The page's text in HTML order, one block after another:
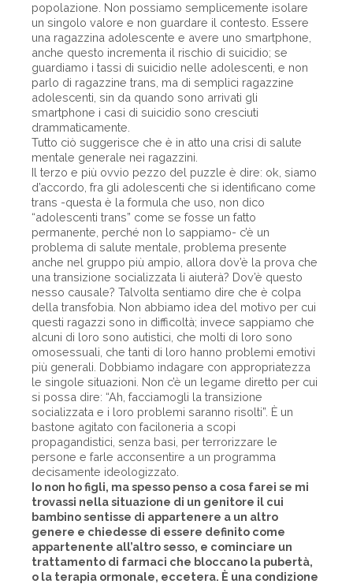
popolazione. Non possiamo semplicemente isolare
un singolo valore e non guardare il contesto. Essere
una ragazzina adolescente e avere uno smartphone,
anche questo incrementa il rischio di suicidio; se
guardiamo i tassi di suicidio nelle adolescenti, e non
parlo di ragazzine trans, ma di semplici ragazzine
adolescenti, sin da quando sono arrivati gli
smartphone i casi di suicidio sono cresciuti
drammaticamente.
Tutto ciò suggerisce che è in atto una crisi di salute
mentale generale nei ragazzini.
Il terzo e più ovvio pezzo del puzzle è dire: ok, siamo
d’accordo, fra gli adolescenti che si identificano come
trans -questa è la formula che uso, non dico
“adolescenti trans” come se fosse un fatto
permanente, perché non lo sappiamo- c’è un
problema di salute mentale, problema presente
anche nel gruppo più ampio, allora dov’è la prova che
una transizione socializzata li aiuterà? Dov’è questo
nesso causale? Talvolta sentiamo dire che è colpa
della transfobia. Non abbiamo idea del motivo per cui
questi ragazzi sono in difficoltà; invece sappiamo che
alcuni di loro sono autistici, che molti di loro sono
omosessuali, che tanti di loro hanno problemi emotivi
più generali. Dobbiamo indagare con appropriatezza
le singole situazioni. Non c’è un legame diretto per cui
si possa dire: “Ah, facciamogli la transizione
socializzata e i loro problemi saranno risolti”. È un
bastone agitato con faciloneria a scopi
propagandistici, senza basi, per terrorizzare le
persone e farle acconsentire a un programma
decisamente ideologizzato.
Io non ho figli, ma spesso penso a cosa farei se mi
trovassi nella situazione di un genitore il cui
bambino sentisse di appartenere a un altro
genere e chiedesse di essere definito come
appartenente all’altro sesso, e cominciare un
trattamento di farmaci che bloccano la pubertà,
o la terapia ormonale, eccetera. È una condizione